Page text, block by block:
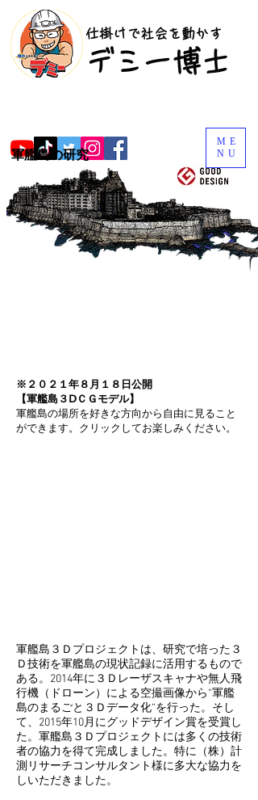
​仕掛けで社会を動かす
​デミー博士
ME
NU
軍艦島の研究
※２０２１年８月１８日公開
【軍艦島３ⅮＣＧモデル】
軍艦島の場所を好きな方向から自由に見ること
ができます。​クリックしてお楽しみください。
軍艦島３Ｄプロジェクトは、研究で培った３
Ｄ技術を軍艦島の現状記録に活用するもので
ある。2014年に３Ｄレーザスキャナや無人飛
行機（ドローン）による空撮画像から“軍艦
島のまるごと３Ｄデータ化“を行った。そし
て、2015年10月にグッドデザイン賞を受賞し
た。軍艦島３Ｄプロジェクトには多くの技術
者の協力を得て完成しました。特に（株）計
測リサーチコンサルタント様に多大な協力を
しいただきました。